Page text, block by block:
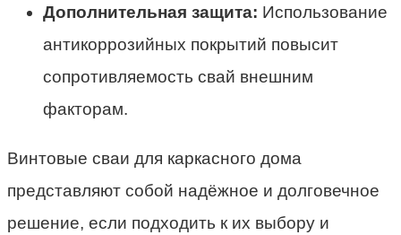
Дополнительная защита: Использование
антикоррозийных покрытий повысит
сопротивляемость свай внешним
факторам.
Винтовые сваи для каркасного дома
представляют собой надёжное и долговечное
решение, если подходить к их выбору и